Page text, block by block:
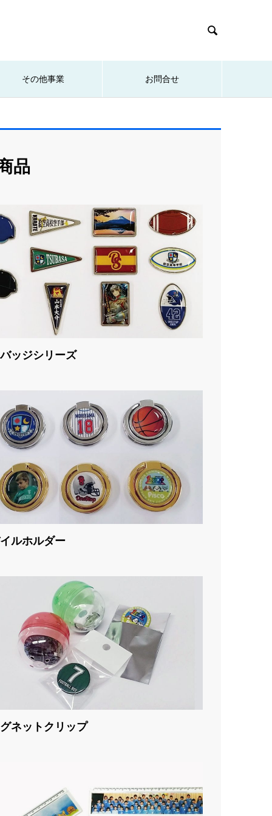

その他事業 お問合せ
品
ッジシリーズ
ルホルダー
ネットクリップ